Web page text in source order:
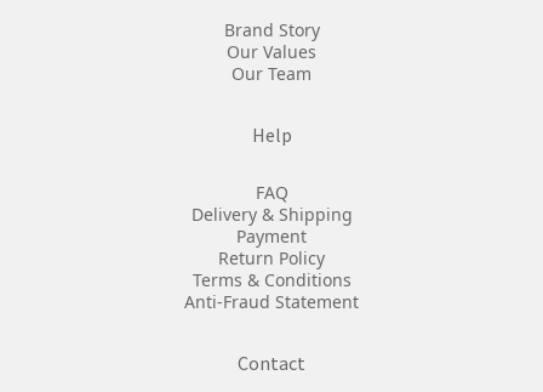
Brand Story
Our Values
Our Team
Help
FAQ
Delivery & Shipping
Payment
Return Policy
Terms & Conditions
Anti-Fraud Statement
Contact